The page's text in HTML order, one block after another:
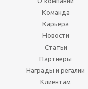
Команда
Карьера
Новости
Статьи
Партнеры
Награды и регалии
Клиентам